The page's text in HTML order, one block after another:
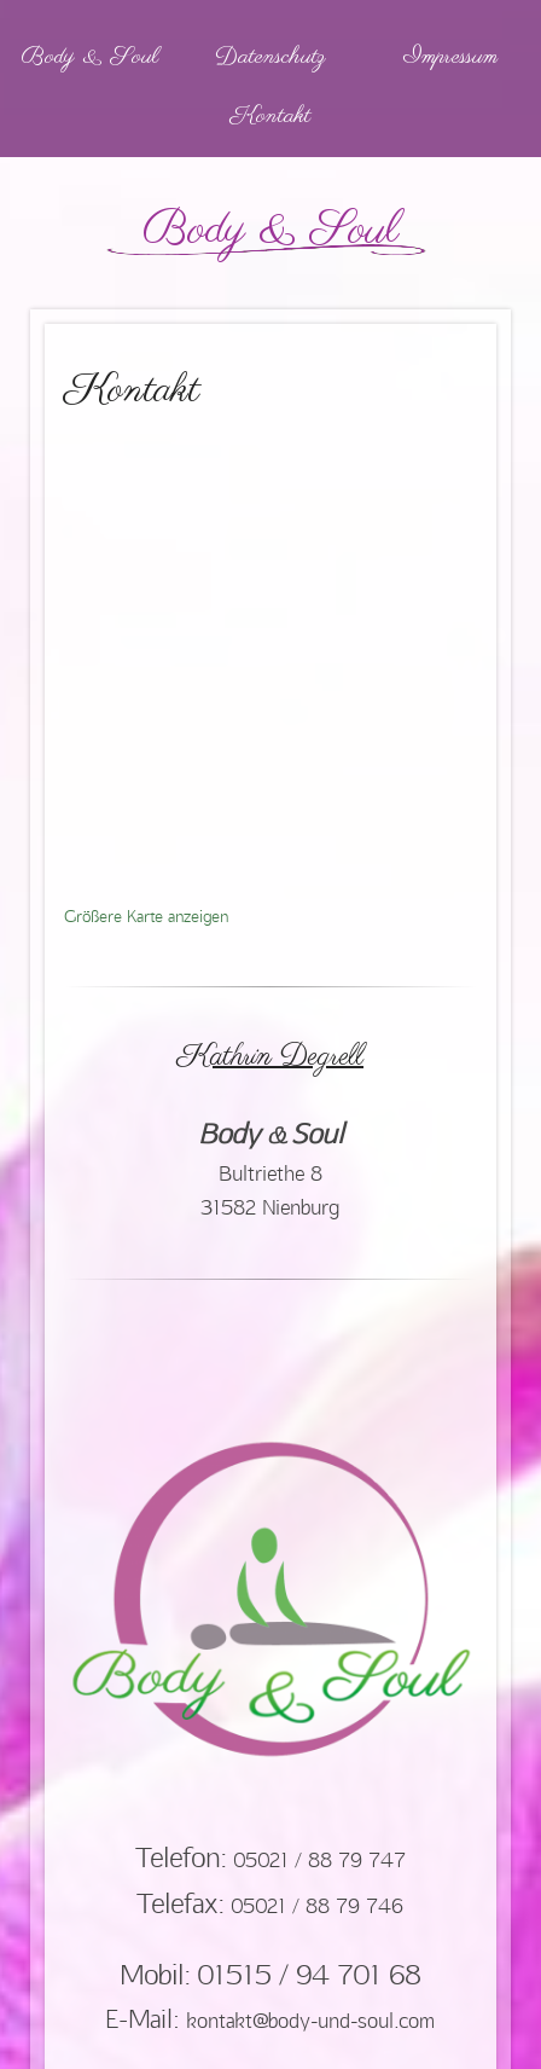
Body & Soul Datenschutz
Impressum
Kontakt
Body & Soul
Kontakt
Größere Karte anzeigen
Kathrin Degrell
Body&Soul
Bultriethe 8
31582 Nienburg
Telefon: 05021 / 88 79 747
Telefax: 05021 / 88 79 746
Mobil: 01515 / 94 701 68
E-Mail: kontakt@body-und-soul.com